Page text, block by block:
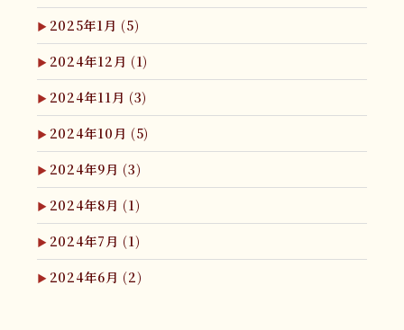
2025年1月 (5)
2024年12月 (1)
2024年11月 (3)
2024年10月 (5)
2024年9月 (3)
2024年8月 (1)
2024年7月 (1)
2024年6月 (2)